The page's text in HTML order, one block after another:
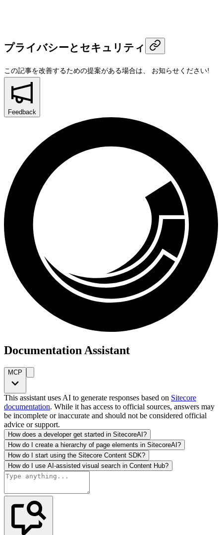
プライバシーとセキュリティ
この記事を改善するための提案がある場合は、 お知らせください!
Feedback
Documentation Assistant
MCP
This assistant uses AI to generate responses based on Sitecore
documentation. While it has access to official sources, answers may
be incomplete or inaccurate and should not be considered official
advice or support.
How does a developer get started in SitecoreAI?
How do I create a hierarchy of page elements in SitecoreAI?
How do I start using the Sitecore Content SDK?
How do I use AI-assisted visual search in Content Hub?